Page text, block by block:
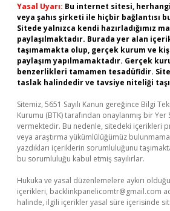
Yasal Uyarı: Bu internet sitesi,
veya şahıs şirketi ile hiçbir bağlantısı
Sitede yalnızca kendi hazırladığımız
paylaşılmaktadır. Burada yer alan
taşımamakta olup, gerçek kurum ve
paylaşım yapılmamaktadır. Gerçek
benzerlikleri tamamen tesadüfidir.
taslak halindedir ve tavsiye niteliği
Sitemiz, 5651 Sayılı Kanun gereğince Bilgi
Kurumu (BTK) tarafından onaylanmış bir Yer
vermektedir. Bu nedenle, sitedeki içerikleri
veya araştırma yükümlülüğümüz
yazdıkları içeriklerin sorumluluğunu
bu sorumluluğu kabul etmiş sayılırlar.
Hukuka ve yasal düzenlemelere aykırı
içerikleri, backlinkpanelicomtr@gmail.com
halinde, ilgili içerikler yasal süre içerisinde